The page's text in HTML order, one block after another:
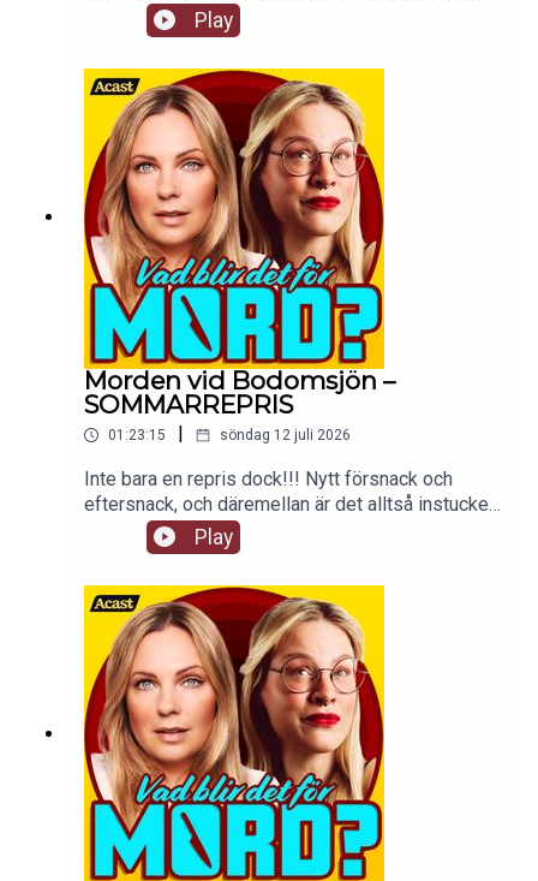
liv och leverne, hon är verkligen lite sådär den
tjejen. tw: en hel jävla massa grejer
Play
Morden vid Bodomsjön –
SOMMARREPRIS
01:23:15 | söndag 12 juli 2026
Inte bara en repris dock!!! Nytt försnack och
eftersnack, och däremellan är det alltså instucket
ett avsnitt från 17 december 2018. En annan tid!
Play